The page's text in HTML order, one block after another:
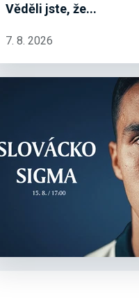
Věděli jste, že...
7. 8. 2026